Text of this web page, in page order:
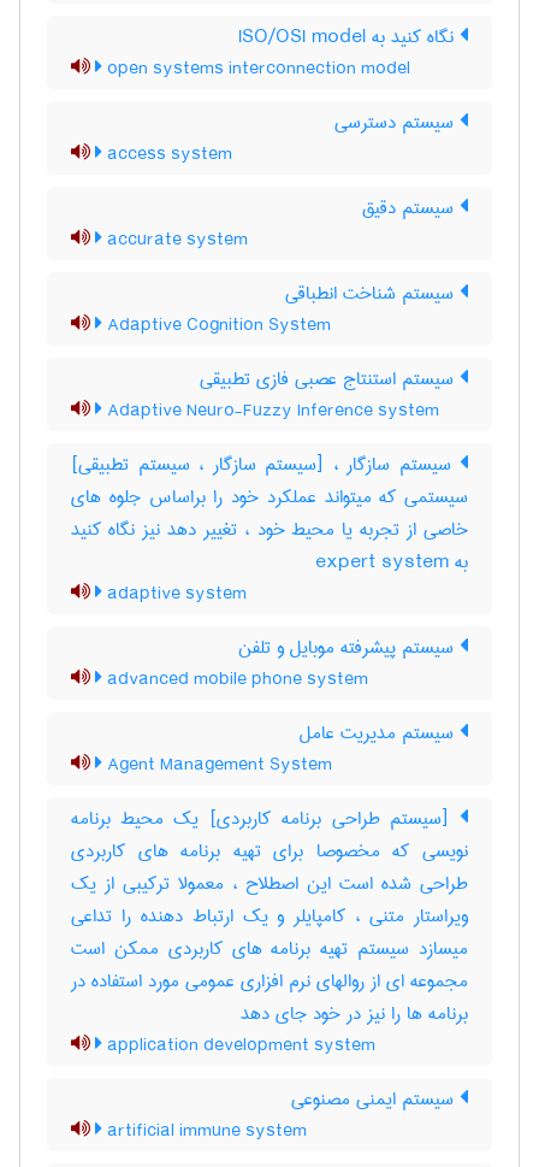
نگاه کنید به ‎ ISO/OSI model
open systems interconnection model
سیستم دسترسی
access system
سیستم دقیق
accurate system
سیستم شناخت انطباقی
Adaptive Cognition System
سیستم استنتاج عصبی فازی تطبیقی
Adaptive Neuro-Fuzzy Inference system
سیستم سازگار ، [سیستم سازگار ، سیستم تطبیقی]
سیستمی که میتواند عملکرد خود را براساس جلوه های
خاصی از تجربه یا محیط خود ، تغییر دهد نیز نگاه کنید
به ‎ expert system
adaptive system
سیستم پیشرفته موبایل و تلفن
advanced mobile phone system
سیستم مدیریت عامل
Agent Management System
[سیستم طراحی برنامه کاربردی] یک محیط برنامه
نویسی که مخصوصا برای تهیه برنامه های کاربردی
طراحی شده است این اصطلاح ، معمولا ترکیبی از یک
ویراستار متنی ، کامپایلر و یک ارتباط دهنده را تداعی
میسازد سیستم تهیه برنامه های کاربردی ممکن است
مجموعه ای از روالهای نرم افزاری عمومی مورد استفاده در
برنامه ها را نیز در خود جای دهد
application development system
سیستم ایمنی مصنوعی
artificial immune system